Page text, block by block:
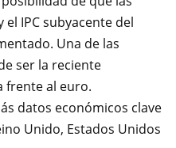
el IPC subyacente del
Una de las
ser la reciente
frente al euro.
datos económicos clave
Unido, Estados Unidos